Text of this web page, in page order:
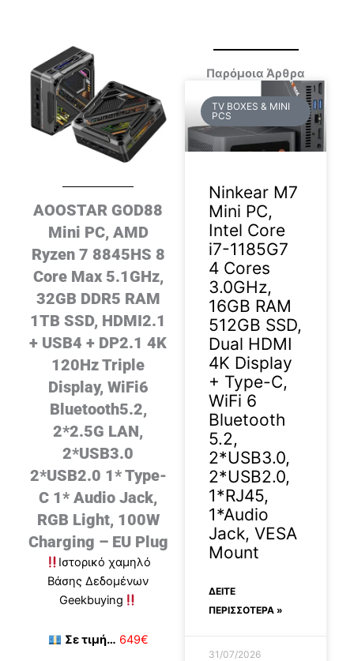
AOOSTAR GOD88
Mini PC, AMD
Ryzen 7 8845HS 8
Core Max 5.1GHz,
32GB DDR5 RAM
1TB SSD, HDMI2.1
+ USB4 + DP2.1 4K
120Hz Triple
Display, WiFi6
Bluetooth5.2,
2*2.5G LAN,
2*USB3.0
2*USB2.0 1* Type-
C 1* Audio Jack,
RGB Light, 100W
Charging – EU Plug
Ιστορικό χαμηλό
Βάσης Δεδομένων
Geekbuying
Σε τιμή… 649€
Παρόμοια Άρθρα
TV BOXES & MINI
PCS
Ninkear M7
Mini PC,
Intel Core
i7-1185G7
4 Cores
3.0GHz,
16GB RAM
512GB SSD,
Dual HDMI
4K Display
+ Type-C,
WiFi 6
Bluetooth
5.2,
2*USB3.0,
2*USB2.0,
1*RJ45,
1*Audio
Jack, VESA
Mount
ΔΕΊΤΕ
ΠΕΡΙΣΣΟΤΕΡΑ »
31/07/2026